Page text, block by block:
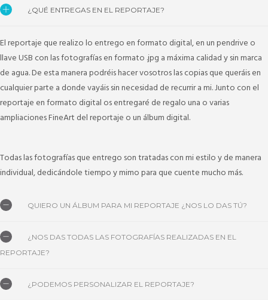
¿QUÉ ENTREGAS EN EL REPORTAJE?
El reportaje que realizo lo entrego en formato digital, en un pendrive o
llave USB con las fotografías en formato .jpg a máxima calidad y sin marca
de agua. De esta manera podréis hacer vosotros las copias que queráis en
cualquier parte a donde vayáis sin necesidad de recurrir a mi. Junto con el
reportaje en formato digital os entregaré de regalo una o varias
ampliaciones FineArt del reportaje o un álbum digital.
Todas las fotografías que entrego son tratadas con mi estilo y de manera
individual, dedicándole tiempo y mimo para que cuente mucho más.
QUIERO UN ÁLBUM PARA MI REPORTAJE ¿NOS LO DAS TÚ?
Puedo maquetar para vosotros uno o varios álbumes digitales y mandar
encuadernar a mis proveedores de confianza, siempre serán álbumes de la
¿NOS DAS TODAS LAS FOTOGRAFÍAS REALIZADAS EN EL
REPORTAJE?
Los reportajes que entrego tienen un mínimo de fotografías a entregar,
¿PODEMOS PERSONALIZAR EL REPORTAJE?